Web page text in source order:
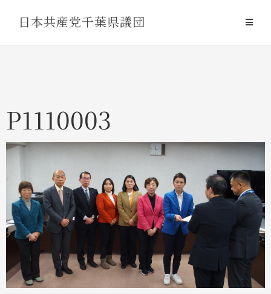
日本共産党千葉県議団
P1110003